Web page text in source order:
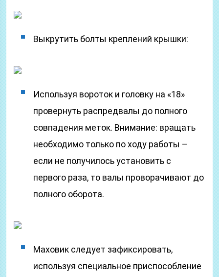
Выкрутить болты креплений крышки:
Используя вороток и головку на «18»
провернуть распредвалы до полного
совпадения меток. Внимание: вращать
необходимо только по ходу работы –
если не получилось установить с
первого раза, то валы проворачивают до
полного оборота.
Маховик следует зафиксировать,
используя специальное приспособление